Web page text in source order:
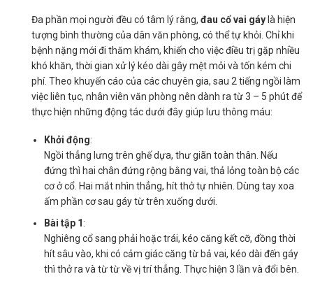
Đa phần mọi người đều có tâm lý rằng, đau cổ vai gáy là hiện
tượng bình thường của dân văn phòng, có thể tự khỏi. Chỉ khi
bệnh nặng mới đi thăm khám, khiến cho việc điều trị gặp nhiều
khó khăn, thời gian xử lý kéo dài gây mệt mỏi và tốn kém chi
phí. Theo khuyến cáo của các chuyên gia, sau 2 tiếng ngồi làm
việc liên tục, nhân viên văn phòng nên dành ra từ 3 – 5 phút để
thực hiện những động tác dưới đây giúp lưu thông máu:
Khởi động:
Ngồi thẳng lưng trên ghế dựa, thư giãn toàn thân. Nếu
đứng thì hai chân đứng rộng bằng vai, thả lỏng toàn bộ các
cơ ở cổ. Hai mắt nhìn thẳng, hít thở tự nhiên. Dùng tay xoa
ấm phần cơ sau gáy từ trên xuống dưới.
Bài tập 1 :
Nghiêng cổ sang phải hoặc trái, kéo căng kết cỡ, đồng thời
hít sâu vào, khi có cảm giác căng từ bả vai, kéo dài đến gáy
thì thở ra và từ từ về vị trí thẳng. Thực hiện 3 lần và đổi bên.